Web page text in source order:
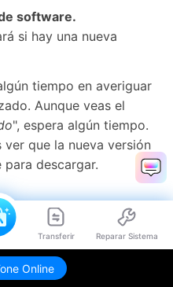
Transferir Reparar Sistema
Online
descarga
software.
si hay una nueva
tiempo en averiguar
Aunque veas el
", espera algún tiempo.󠀲󠀩󠀠󠀥󠀧󠀠󠀠󠀩󠀳󠀰
que la nueva versión
descargar.󠀲󠀩󠀠󠀥󠀧󠀠󠀡󠀠󠀳